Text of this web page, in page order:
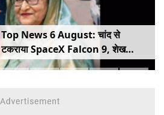
Top News 6 August: चांद से
टकराया SpaceX Falcon 9, शेख
हसीना की घर वापसी का ऐलान, MP में बस